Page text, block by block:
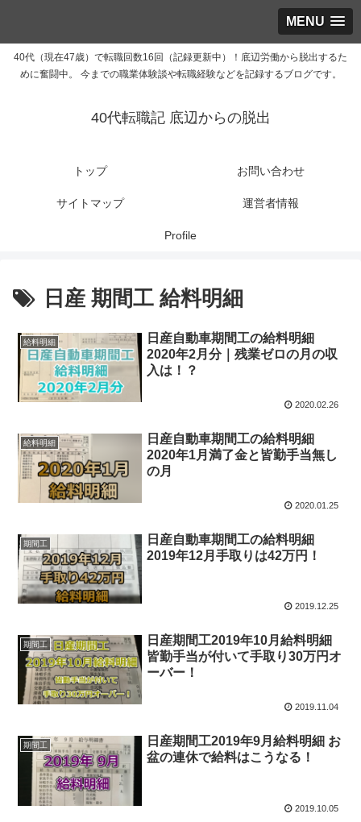
MENU
40代（現在47歳）で転職回数16回（記録更新中）！底辺労働から脱出するた
めに奮闘中。 今までの職業体験談や転職経験などを記録するブログです。
40代転職記 底辺からの脱出
トップ お問い合わせ
サイトマップ 運営者情報
Profile
日産 期間工 給料明細
給料明細
日産自動車期間工の給料明細
2020年2月分｜残業ゼロの月の収
入は！？
2020.02.26
給料明細
日産自動車期間工の給料明細
2020年1月満了金と皆勤手当無し
の月
2020.01.25
期間工
日産自動車期間工の給料明細
2019年12月手取りは42万円！
2019.12.25
期間工
日産期間工2019年10月給料明細
皆勤手当が付いて手取り30万円オ
ーバー！
2019.11.04
期間工
日産期間工2019年9月給料明細 お
盆の連休で給料はこうなる！
2019.10.05